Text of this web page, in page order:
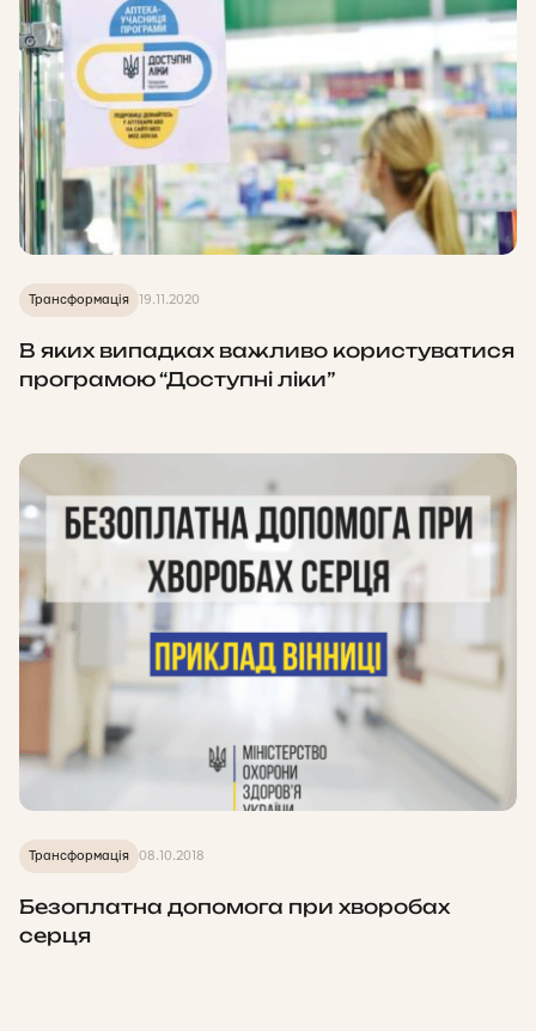
Трансформація 19.11.2020
В яких випадках важливо користуватися
програмою “Доступні ліки”
Трансформація 08.10.2018
Безоплатна допомога при хворобах
серця